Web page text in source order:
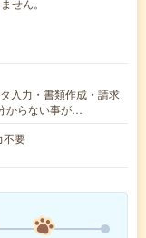
入力・書類作成・請求
からない事が…
不要